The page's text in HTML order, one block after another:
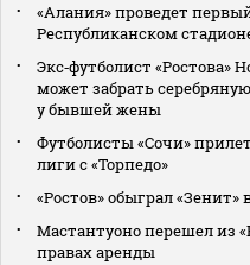
«Алания» проведет
Республиканском
Экс‑футболист «Ростова»
может забрать
у бывшей жены
Футболисты «Сочи»
лиги с «Торпедо»
«Ростов» обыграл
Мастантуоно перешел из
правах аренды